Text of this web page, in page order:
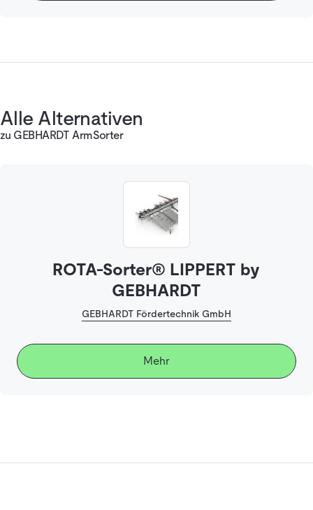
Alle Alternativen
zu GEBHARDT ArmSorter
ROTA-Sorter® LIPPERT by
GEBHARDT
GEBHARDT Fördertechnik GmbH
Mehr